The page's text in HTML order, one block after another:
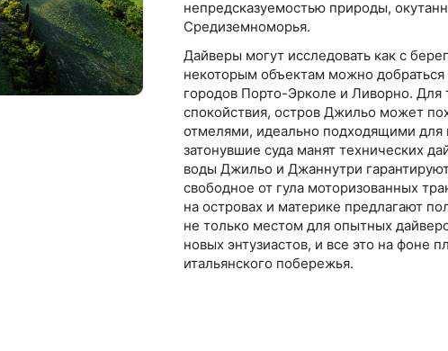
непредсказуемостью природы,
Средиземноморья.
Дайверы могут исследовать как с
некоторым объектам можно
городов Порто-Эрколе и Ливорно. Для
спокойствия, остров Джильо может
отмелями, идеально подходящими для
затонувшие суда манят технических
воды Джильо и Джаннутри
свободное от гула моторизованных
на островах и материке предлагают
не только местом для опытных
новых энтузиастов, и все это на фоне
итальянского побережья.